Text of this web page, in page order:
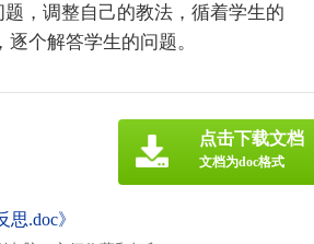
，调整自己的教法，循着学生的
个解答学生的问题。
思.doc》
点击下载文档
文档为doc格式